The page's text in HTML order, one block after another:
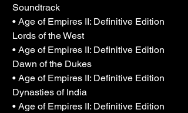
Soundtrack
• Age of Empires II: Definitive Edition
Lords of the West
• Age of Empires II: Definitive Edition
Dawn of the Dukes
• Age of Empires II: Definitive Edition
Dynasties of India
• Age of Empires II: Definitive Edition